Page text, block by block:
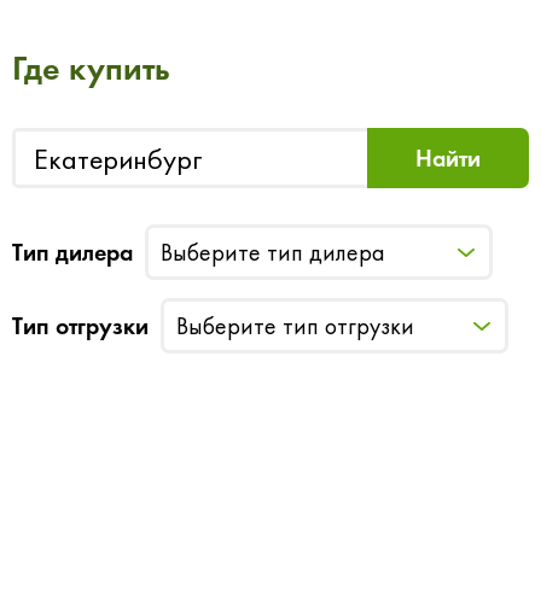
Где купить
Тип дилера Выберите тип дилера
Тип отгрузки Выберите тип отгрузки